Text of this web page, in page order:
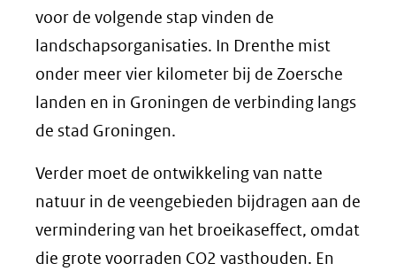
voor de volgende stap vinden de
landschapsorganisaties. In Drenthe mist
onder meer vier kilometer bij de Zoersche
landen en in Groningen de verbinding langs
de stad Groningen.
Verder moet de ontwikkeling van natte
natuur in de veengebieden bijdragen aan de
vermindering van het broeikaseffect, omdat
die grote voorraden CO2 vasthouden. En